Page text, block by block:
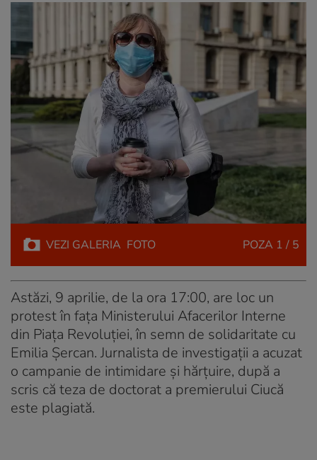
VEZI GALERIA FOTO POZA 1 / 5
Astăzi, 9 aprilie, de la ora 17:00, are loc un
protest în fața Ministerului Afacerilor Interne
din Piața Revoluției, în semn de solidaritate cu
Emilia Șercan. Jurnalista de investigații a acuzat
o campanie de intimidare și hărțuire, după a
scris că teza de doctorat a premierului Ciucă
este plagiată.